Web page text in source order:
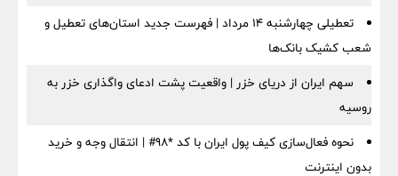
تعطیلی چهارشنبه ۱۴ مرداد | فهرست جدید استان‌های تعطیل و
شعب کشیک بانک‌ها
سهم ایران از دریای خزر | واقعیت پشت ادعای واگذاری خزر به
روسیه
نحوه فعال‌سازی کیف پول ایران با کد *98# | انتقال وجه و خرید
بدون اینترنت